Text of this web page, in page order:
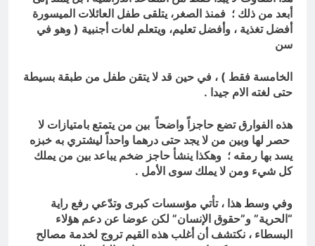
أبعد من ذلك ؛ فمنذ الصغر، يتلقى طفل العائلات الميسورة
أفضل تغذية ، وأفضل تعليم، ويتعلم لغات أجنبية ( وهو في
سن
الخامسة فقط ) ، في حين قد لا يتقن طفل من طبقة بسيطة
حتى لغته الام جيدا .
هذه الفوارق تضع حاجزاً واضحاً بين من يتمتع بامتيازات لا
حصر لها وبين من لا يجد حتى درهما واحداً ليشتري به خبزه
يسد بها رمقه ؛ وهكذا ينشأ حاجز ضخم يباعد بين من يملك
كل شيء ومن لا يملك سوى الأمل .
وفي وسط هذا ، تأتي مؤسسات كبرى وتدّعي رفع راية
“الحرية” و”حقوق الإنسان” لكن عوضا عن دعم هؤلاء
البسطاء ، نكتشف أن أغلب هذه القيم تروج لخدمة مصالح